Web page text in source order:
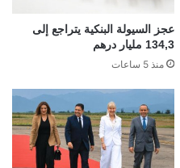
عجز السيولة البنكية يتراجع إلى
134,3 مليار درهم
منذ 5 ساعات